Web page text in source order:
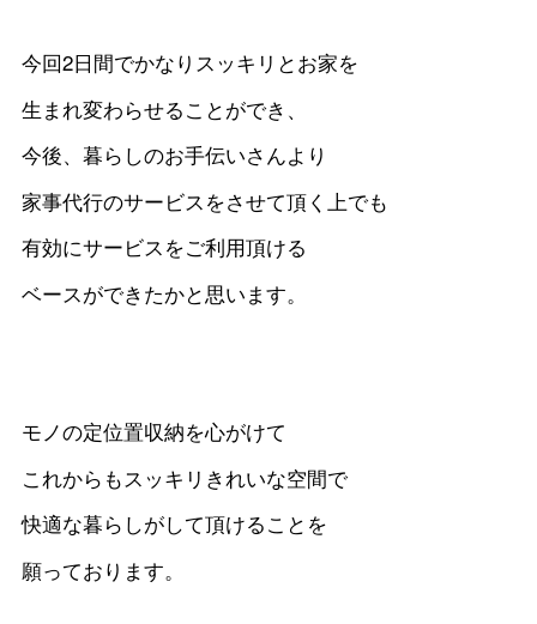
今回2日間でかなりスッキリとお家を
生まれ変わらせることができ、
今後、暮らしのお手伝いさんより
家事代行のサービスをさせて頂く上でも
有効にサービスをご利用頂ける
ベースができたかと思います。
モノの定位置収納を心がけて
これからもスッキリきれいな空間で
快適な暮らしがして頂けることを
願っております。